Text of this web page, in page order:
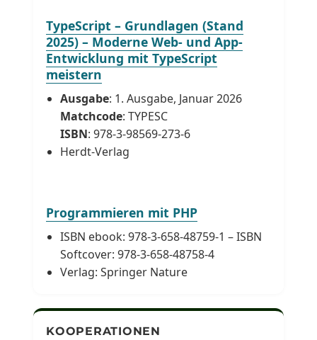
TypeScript – Grundlagen (Stand
2025) – Moderne Web- und App-
Entwicklung mit TypeScript
meistern
Ausgabe: 1. Ausgabe, Januar 2026
Matchcode: TYPESC
ISBN: 978-3-98569-273-6
Herdt-Verlag
Programmieren mit PHP
ISBN ebook: 978-3-658-48759-1 – ISBN
Softcover: 978-3-658-48758-4
Verlag: Springer Nature
KOOPERATIONEN